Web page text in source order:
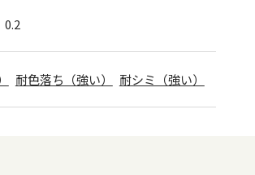
耐色落ち（強い） 耐シミ（強い）